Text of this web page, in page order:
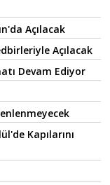
Açılacak
Açılacak
Devam Ediyor
Kapılarını